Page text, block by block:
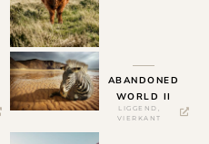
ABANDONED
WORLD II
LIGGEND ,
VIERKANT